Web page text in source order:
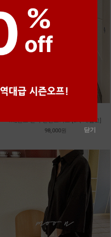
m_밴프 핀턱 린넨스커트 [3차 재입고]
98,000원
닫기